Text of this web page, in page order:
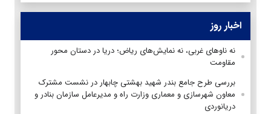
اخبار روز
نه ناوهای غربی، نه نمایش‌های ریاض؛ دریا در دستان محور
مقاومت
بررسی طرح جامع بندر شهید بهشتی چابهار در نشست مشترک
معاون شهرسازی و معماری وزارت راه و مدیرعامل سازمان بنادر و
دریانوردی